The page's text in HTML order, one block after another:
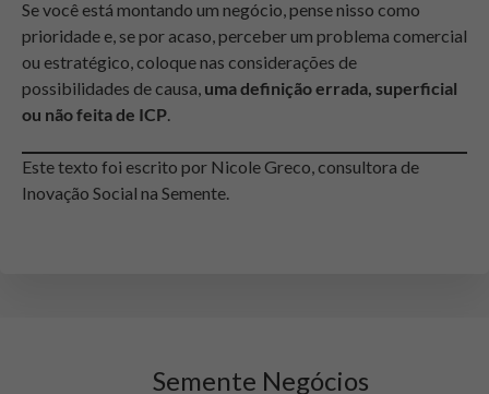
Se você está montando um negócio, pense nisso como
prioridade e, se por acaso, perceber um problema comercial
ou estratégico, coloque nas considerações de
possibilidades de causa, uma definição errada, superficial
ou não feita de ICP.
Este texto foi escrito por Nicole Greco, consultora de
Inovação Social na Semente.
Semente Negócios